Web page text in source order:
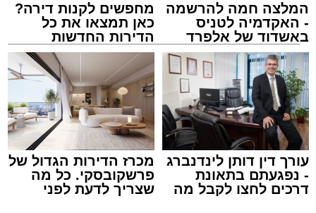
מעוניינים להגיב? לדווח ? צרו איתנו קשר במייל -
ASHDODS@ISNET.CO.IL
צילום: דוברות איחוד הצלה
עופר אשטוקר / 15:32 07.08.26
תגים:תאונת עבודה באשדוד
המלצה חמה להרשמה
- האקדמיה לטניס
באשדוד של אלפרד
קריאולנסקי - לילדים
מחפשים לקנות דירה?
כאן תמצאו את כל
הדירות החדשות
למכירה באשדוד >>>
עורך דין דותן לינדנברג
- נפגעתם בתאונת
דרכים לחצו לקבל מה
מכרז הדירות הגדול של
פרשקובסקי. כל מה
שצריך לדעת לפני